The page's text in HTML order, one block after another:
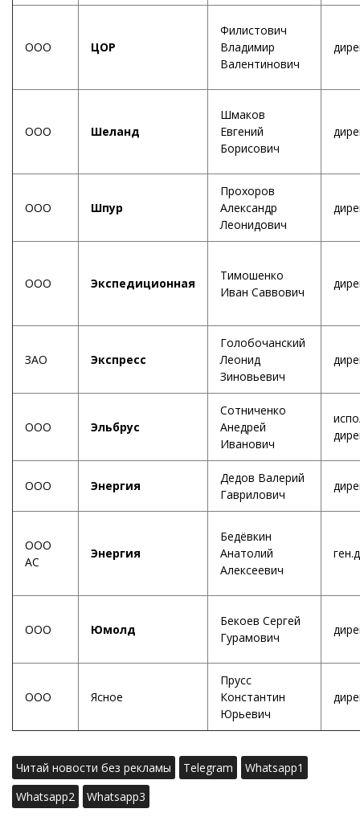
ООО ЦОР
Филистович
Владимир
Валентинович
ООО Шеланд
Шмаков
Евгений
Борисович
ООО Шпур
Прохоров
Александр
Леонидович
ООО Экспедиционная
Тимошенко
Иван Саввович
ЗАО Экспресс
Голобочанский
Леонид
Зиновьевич
ООО Эльбрус
Сотниченко
Анедрей
Иванович
ООО Энергия
Дедов Валерий
Гаврилович
ООО
АС
Энергия
Бедёвкин
Анатолий
Алексеевич
ООО Юмолд
Бекоев Сергей
Гурамович
ООО Ясное
Прусс
Константин
Юрьевич
Читай новости без рекламы Telegram
Whatsapp1
Whatsapp2
Whatsapp3